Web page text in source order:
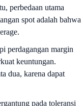
perbedaan utama
spot adalah bahwa
perdagangan margin
keuntungan.
dua, karena dapat
pada toleransi